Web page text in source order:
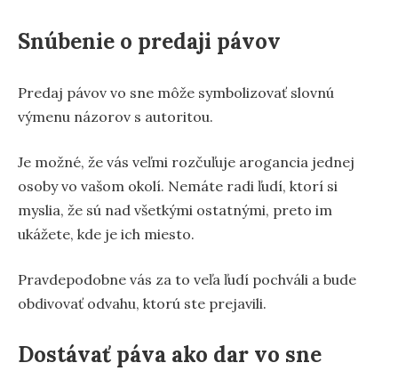
Snúbenie o predaji pávov
Predaj pávov vo sne môže symbolizovať slovnú
výmenu názorov s autoritou.
Je možné, že vás veľmi rozčuľuje arogancia jednej
osoby vo vašom okolí. Nemáte radi ľudí, ktorí si
myslia, že sú nad všetkými ostatnými, preto im
ukážete, kde je ich miesto.
Pravdepodobne vás za to veľa ľudí pochváli a bude
obdivovať odvahu, ktorú ste prejavili.
Dostávať páva ako dar vo sne